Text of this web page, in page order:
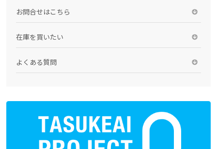
お問合せはこちら
在庫を買いたい
よくある質問